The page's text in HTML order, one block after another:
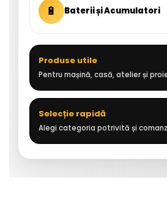
🔋 Baterii și Acumulatori
Produse utile
Pentru mașină, casă, atelier și
Selecție rapidă
Alegi categoria potrivită și